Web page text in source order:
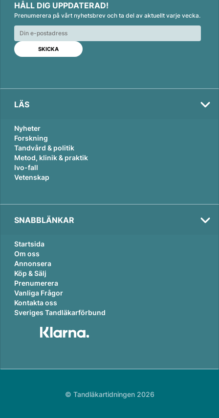
n
k
e
d
n
c
e
b
o
o
k
a
i
l
HÅLL DIG UPPDATERAD!
Prenumerera på vårt nyhetsbrev och ta del av aktuellt varje vecka.
LÄS
Nyheter
Forskning
Tandvård & politik
Metod, klinik & praktik
Ivo-fall
Vetenskap
SNABBLÄNKAR
Startsida
Om oss
Annonsera
Köp & Sälj
Prenumerera
Vanliga Frågor
Kontakta oss
Sveriges Tandläkarförbund
© Tandläkartidningen 2026